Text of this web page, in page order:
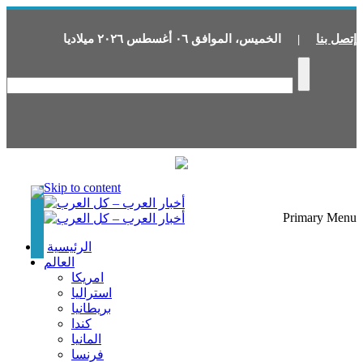
إتصل بنا | الخميس، الموافق ٠٦ أغسطس ٢٠٢٦ ميلاديا
Skip to content
Primary Menu
الرئيسية
العالم
امريكا
استراليا
بريطانيا
كندا
المانيا
فرنسا